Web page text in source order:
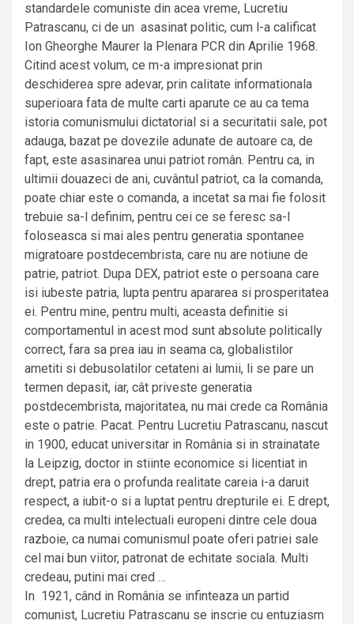
standardele comuniste din acea vreme, Lucretiu
Patrascanu, ci de un asasinat politic, cum l-a calificat
Ion Gheorghe Maurer la Plenara PCR din Aprilie 1968.
Citind acest volum, ce m-a impresionat prin
deschiderea spre adevar, prin calitate informationala
superioara fata de multe carti aparute ce au ca tema
istoria comunismului dictatorial si a securitatii sale, pot
adauga, bazat pe dovezile adunate de autoare ca, de
fapt, este asasinarea unui patriot român. Pentru ca, in
ultimii douazeci de ani, cuvântul patriot, ca la comanda,
poate chiar este o comanda, a incetat sa mai fie folosit
trebuie sa-l definim, pentru cei ce se feresc sa-l
foloseasca si mai ales pentru generatia spontanee
migratoare postdecembrista, care nu are notiune de
patrie, patriot. Dupa DEX, patriot este o persoana care
isi iubeste patria, lupta pentru apararea si prosperitatea
ei. Pentru mine, pentru multi, aceasta definitie si
comportamentul in acest mod sunt absolute politically
correct, fara sa prea iau in seama ca, globalistilor
ametiti si debusolatilor cetateni ai lumii, li se pare un
termen depasit, iar, cât priveste generatia
postdecembrista, majoritatea, nu mai crede ca România
este o patrie. Pacat. Pentru Lucretiu Patrascanu, nascut
in 1900, educat universitar in România si in strainatate
la Leipzig, doctor in stiinte economice si licentiat in
drept, patria era o profunda realitate careia i-a daruit
respect, a iubit-o si a luptat pentru drepturile ei. E drept,
credea, ca multi intelectuali europeni dintre cele doua
razboie, ca numai comunismul poate oferi patriei sale
cel mai bun viitor, patronat de echitate sociala. Multi
credeau, putini mai cred …
In 1921, când in România se infinteaza un partid
comunist, Lucretiu Patrascanu se inscrie cu entuziasm